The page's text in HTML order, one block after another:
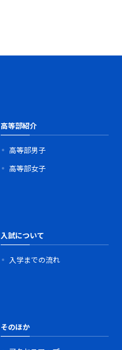
高等部紹介
高等部男子
高等部女子
入試について
入学までの流れ
そのほか